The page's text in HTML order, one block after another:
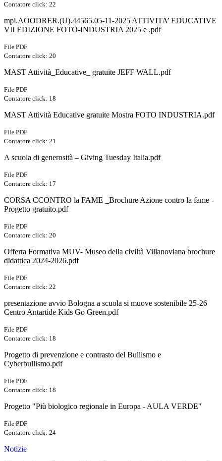
Contatore click: 22
mpi.AOODRER.(U).44565.05-11-2025 ATTIVITA’ EDUCATIVE
VII EDIZIONE FOTO-INDUSTRIA 2025 e .pdf
File PDF
Contatore click: 20
MAST Attività_Educative_ gratuite JEFF WALL.pdf
File PDF
Contatore click: 18
MAST Attività Educative gratuite Mostra FOTO INDUSTRIA.pdf
File PDF
Contatore click: 21
A scuola di generosità – Giving Tuesday Italia.pdf
File PDF
Contatore click: 17
CORSA CCONTRO la FAME _Brochure Azione contro la fame -
Progetto gratuito.pdf
File PDF
Contatore click: 20
Offerta Formativa MUV- Museo della civiltà Villanoviana brochure
didattica 2024-2026.pdf
File PDF
Contatore click: 22
presentazione avvio Bologna a scuola si muove sostenibile 25-26
Centro Antartide Kids Go Green.pdf
File PDF
Contatore click: 18
Progetto di prevenzione e contrasto del Bullismo e
Cyberbullismo.pdf
File PDF
Contatore click: 18
Progetto "Più biologico regionale in Europa - AULA VERDE"
File PDF
Contatore click: 24
Notizie